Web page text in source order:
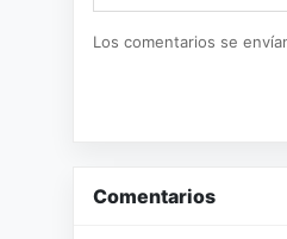
Los comentarios se
Comentarios